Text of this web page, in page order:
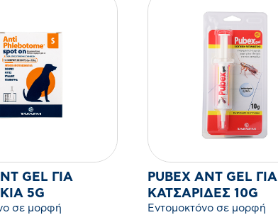
GEL ΓΙΑ
5G
σε μορφή
PUBEX ANT GEL ΓΙΑ
ΚΑΤΣΑΡΊΔΕΣ 10G
Εντομοκτόνο σε μορφή